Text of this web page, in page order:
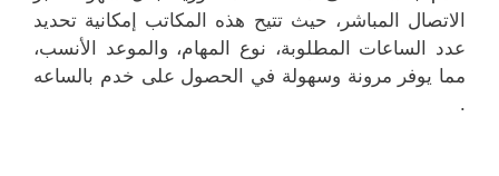
الاتصال المباشر، حيث تتيح هذه المكاتب إمكانية تحديد
عدد الساعات المطلوبة، نوع المهام، والموعد الأنسب،
مما يوفر مرونة وسهولة في الحصول على خدم بالساعه
.